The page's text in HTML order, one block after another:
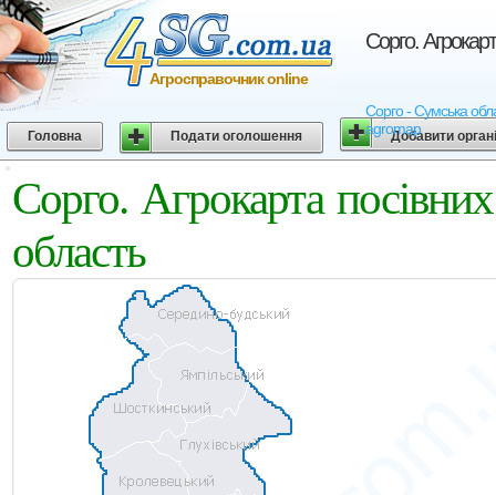
Сорго.
Сорго - Сумська
agromap
Агросправочник online
Головна Подати оголошення Добавити
Сорго. Агрокарта
область